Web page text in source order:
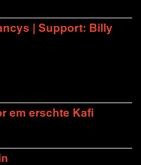
| Support: Billy
em erschte Kafi